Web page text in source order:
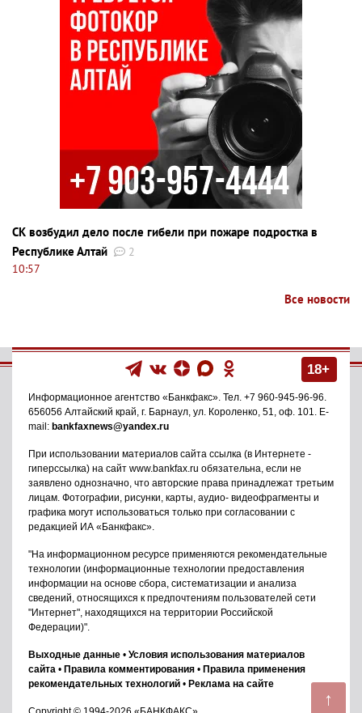
↑
СК возбудил дело после гибели при пожаре подростка в
Республике Алтай
2
10:57
Все новости
18+
Информационное агентство «Банкфакс» . Тел. +7 960-945-96-96
656056 Алтайский край, г. Барнаул ул. Короленко, 51, оф. 101
. E-
mail: bankfaxnews@yandex.ru
При использовании материалов сайта ссылка (в Интернете -
гиперссылка) на сайт www.bankfax.ru обязательна, если не
заявлено однозначно, что авторские права принадлежат третьим
лицам. Фотографии, рисунки, карты, аудио- видеофрагменты и
графика могут использоваться только при согласовании с
редакцией ИА «Банкфакс».
"На информационном ресурсе применяются рекомендательные
технологии (информационные технологии предоставления
информации на основе сбора, систематизации и анализа
сведений, относящихся к предпочтениям пользователей сети
"Интернет", находящихся на территории Российской
Федерации)".
Выходные данные • Условия использования материалов
сайта • Правила комментирования • Правила применения
рекомендательных технологий • Реклама на сайте